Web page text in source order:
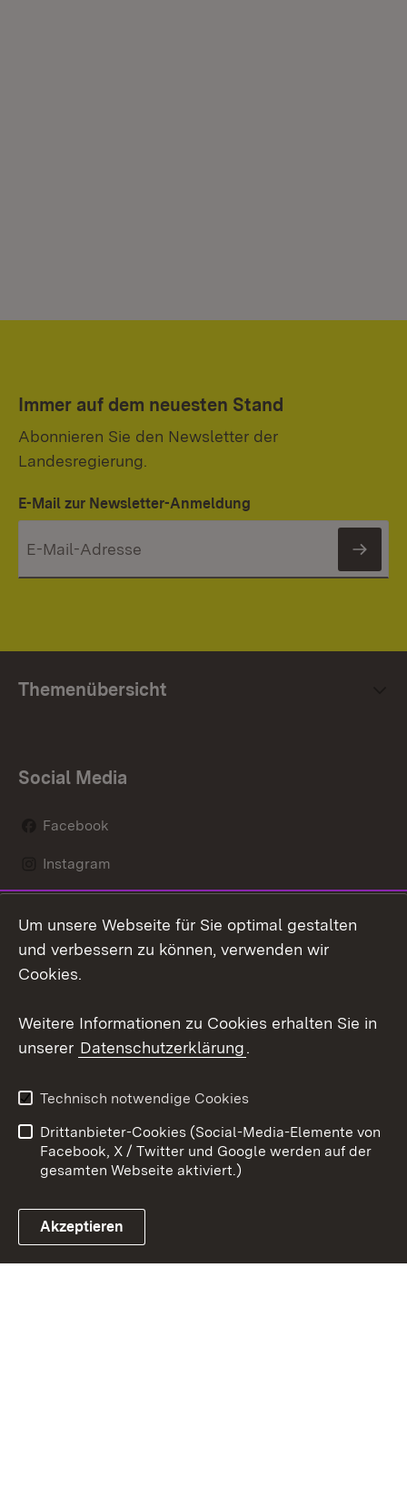
Immer auf dem neuesten Stand
Abonnieren Sie den Newsletter der
Landesregierung.
E-Mail zur Newsletter-Anmeldung
Themenübersicht
Social Media
Facebook
Instagram
Mastodon
Youtube
Link zum Landesportal
Kontakt
Datenschutz
Barrierefreiheit
Impressum Cookies
Um unsere Webseite für Sie optimal gestalten
und verbessern zu können, verwenden wir
Cookies.
Weitere Informationen zu Cookies erhalten Sie in
unserer Datenschutzerklärung.
Technisch notwendige Cookies
Drittanbieter-Cookies (Social-Media-Elemente von
Facebook, X / Twitter und Google werden auf der
gesamten Webseite aktiviert.)
Akzeptieren